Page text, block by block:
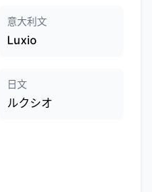
意大利文
Luxio
日文
ルクシオ